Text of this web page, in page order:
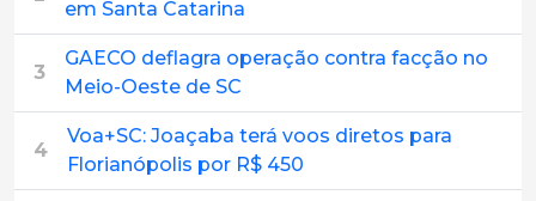
em Santa Catarina
3
GAECO deflagra operação contra facção no
Meio-Oeste de SC
4
Voa+SC: Joaçaba terá voos diretos para
Florianópolis por R$ 450